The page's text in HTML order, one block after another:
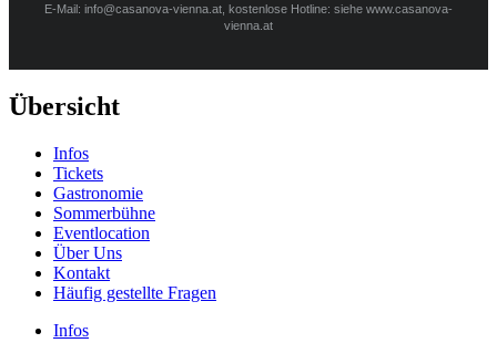
E-Mail: info@casanova-vienna.at, kostenlose Hotline: siehe www.casanova-
vienna.at
Übersicht
Infos
Tickets
Gastronomie
Sommerbühne
Eventlocation
Über Uns
Kontakt
Häufig gestellte Fragen
Infos